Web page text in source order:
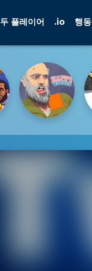
두 플레이어 .io 행동